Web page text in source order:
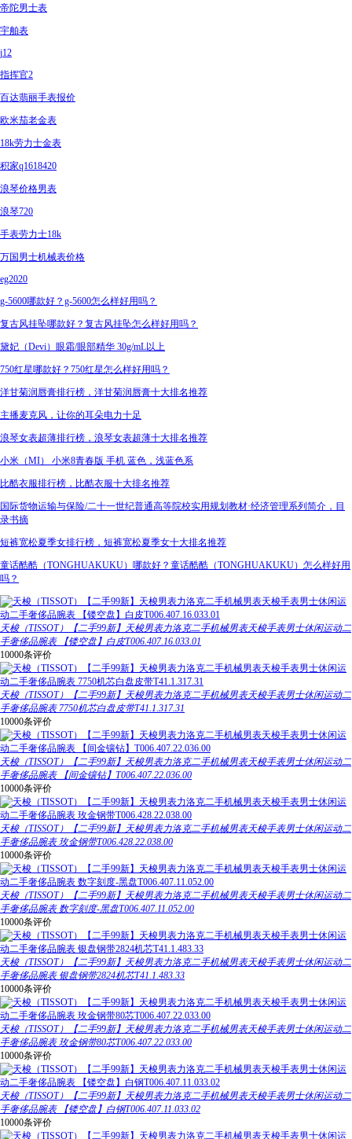
帝陀男士表
宇舶表
j12
指挥官2
百达翡丽手表报价
欧米茄老金表
18k劳力士金表
积家q1618420
浪琴价格男表
浪琴720
手表劳力士18k
万国男士机械表价格
eg2020
g-5600哪款好？g-5600怎么样好用吗？
复古风挂坠哪款好？复古风挂坠怎么样好用吗？
黛妃（Devi）眼霜/眼部精华 30g/mL以上
750红星哪款好？750红星怎么样好用吗？
洋甘菊润唇膏排行榜，洋甘菊润唇膏十大排名推荐
主播麦克风，让你的耳朵电力十足
浪琴女表超薄排行榜，浪琴女表超薄十大排名推荐
小米（MI） 小米8青春版 手机 蓝色，浅蓝色系
比酷衣服排行榜，比酷衣服十大排名推荐
国际货物运输与保险/二十一世纪普通高等院校实用规划教材·经济管理系列简介，目
录书摘
短裤宽松夏季女排行榜，短裤宽松夏季女十大排名推荐
童话酷酷（TONGHUAKUKU）哪款好？童话酷酷（TONGHUAKUKU）怎么样好用
吗？
天梭（TISSOT）【二手99新】天梭男表力洛克二手机械男表天梭手表男士休闲运动二
手奢侈品腕表 【镂空盘】白皮T006.407.16.033.01
10000条评价
天梭（TISSOT）【二手99新】天梭男表力洛克二手机械男表天梭手表男士休闲运动二
手奢侈品腕表 7750机芯白盘皮带T41.1.317.31
10000条评价
天梭（TISSOT）【二手99新】天梭男表力洛克二手机械男表天梭手表男士休闲运动二
手奢侈品腕表 【间金镶钻】T006.407.22.036.00
10000条评价
天梭（TISSOT）【二手99新】天梭男表力洛克二手机械男表天梭手表男士休闲运动二
手奢侈品腕表 玫金钢带T006.428.22.038.00
10000条评价
天梭（TISSOT）【二手99新】天梭男表力洛克二手机械男表天梭手表男士休闲运动二
手奢侈品腕表 数字刻度-黑盘T006.407.11.052.00
10000条评价
天梭（TISSOT）【二手99新】天梭男表力洛克二手机械男表天梭手表男士休闲运动二
手奢侈品腕表 银盘钢带2824机芯T41.1.483.33
10000条评价
天梭（TISSOT）【二手99新】天梭男表力洛克二手机械男表天梭手表男士休闲运动二
手奢侈品腕表 玫金钢带80芯T006.407.22.033.00
10000条评价
天梭（TISSOT）【二手99新】天梭男表力洛克二手机械男表天梭手表男士休闲运动二
手奢侈品腕表 【镂空盘】白钢T006.407.11.033.02
10000条评价